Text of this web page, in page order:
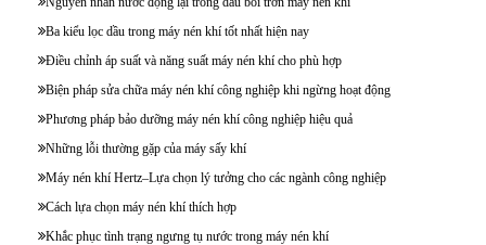
Ba kiểu lọc dầu trong máy nén khí tốt nhất hiện nay
Điều chỉnh áp suất và năng suất máy nén khí cho phù hợp
Biện pháp sửa chữa máy nén khí công nghiệp khi ngừng hoạt động
Phương pháp bảo dưỡng máy nén khí công nghiệp hiệu quả
Những lỗi thường gặp của máy sấy khí
Máy nén khí Hertz–Lựa chọn lý tưởng cho các ngành công nghiệp
Cách lựa chọn máy nén khí thích hợp
Khắc phục tình trạng ngưng tụ nước trong máy nén khí